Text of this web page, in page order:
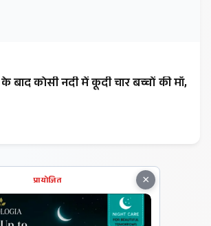
बाद कोसी नदी में कूदी चार बच्चों की माँ,
×
प्रायोजित